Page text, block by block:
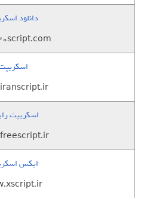
دانلود
اسکریپت
ایکس